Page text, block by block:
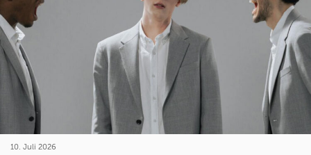
10. Juli 2026